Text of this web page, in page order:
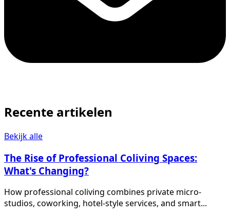
Recente artikelen
Bekijk alle
The Rise of Professional Coliving Spaces:
What's Changing?
How professional coliving combines private micro-
studios, coworking, hotel-style services, and smart...